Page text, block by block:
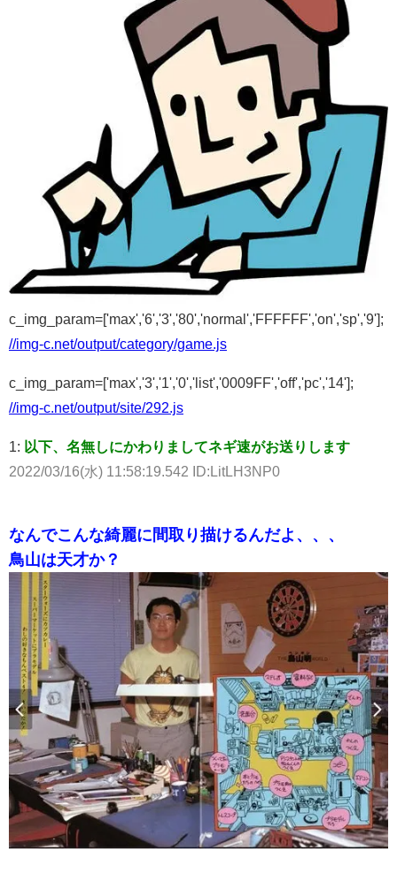
c_img_param=['max','6','3','80','normal','FFFFFF','on','sp','9'];
//img-c.net/output/category/game.js
c_img_param=['max','3','1','0','list','0009FF','off','pc','14'];
//img-c.net/output/site/292.js
1: 以下、名無しにかわりましてネギ速がお送りします
2022/03/16(水) 11:58:19.542 ID:LitLH3NP0
なんでこんな綺麗に間取り描けるんだよ、、、
鳥山は天才か？